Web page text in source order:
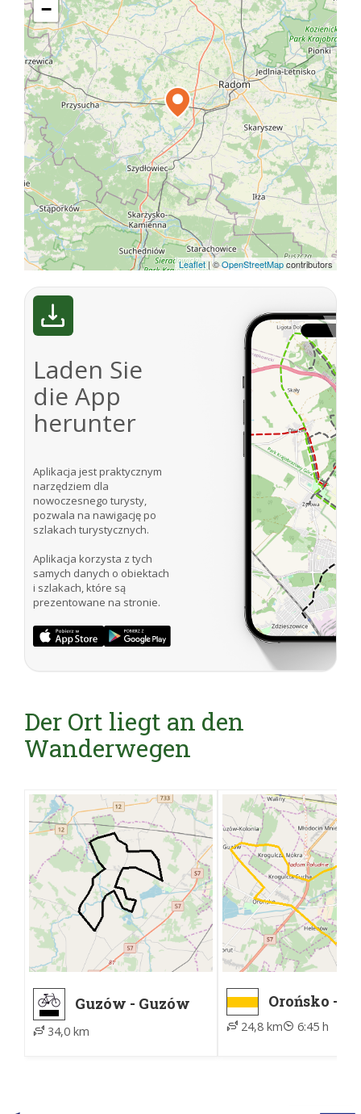
−
Leaflet|©OpenStreetMapcontributors
Laden Sie
die App
herunter
Aplikacja jest praktycznym
narzędziem dla
nowoczesnego turysty,
pozwala na nawigację po
szlakach turystycznych.
Aplikacja korzysta z tych
samych danych o obiektach
i szlakach, które są
prezentowane na stronie.
Der Ort liegt an den
Wanderwegen
Guzów - Guzów
34,0 km
Orońsko -
24,8 km 6:45 h